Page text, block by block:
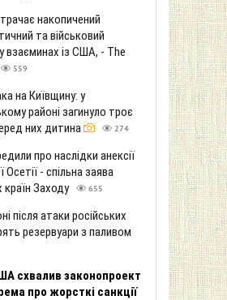
накопичений
та військовий
взаєминах із США, - The
559
на Київщину: у
районі загинуло троє
них дитина
274
про наслідки анексії
Осетії - спільна заява
країн Заходу
655
після атаки російських
резервуари з паливом
схвалив законопроект
про жорсткі санкції